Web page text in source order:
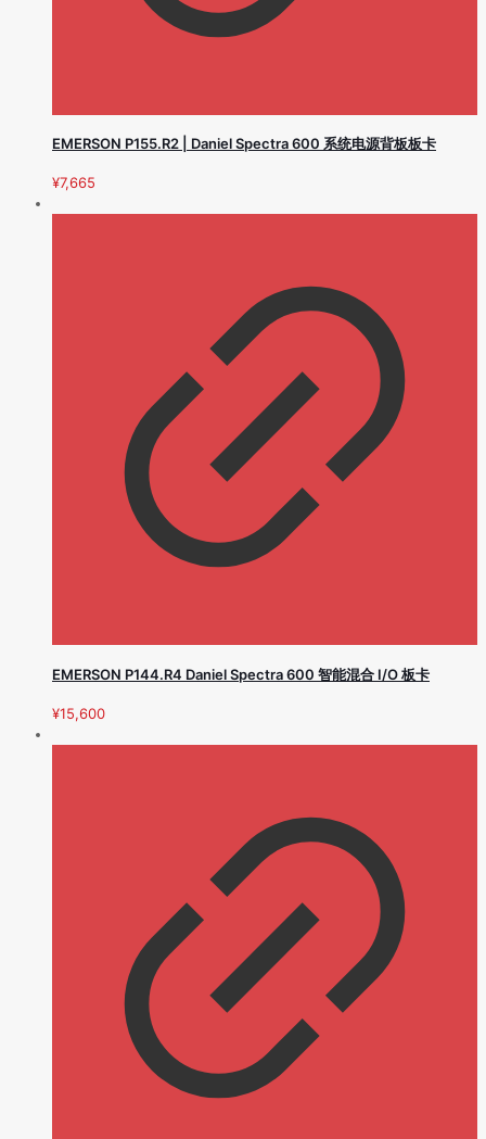
EMERSON P155.R2 | Daniel Spectra 600 系统电源背板板卡
¥7,665
EMERSON P144.R4 Daniel Spectra 600 智能混合 I/O 板卡
¥15,600